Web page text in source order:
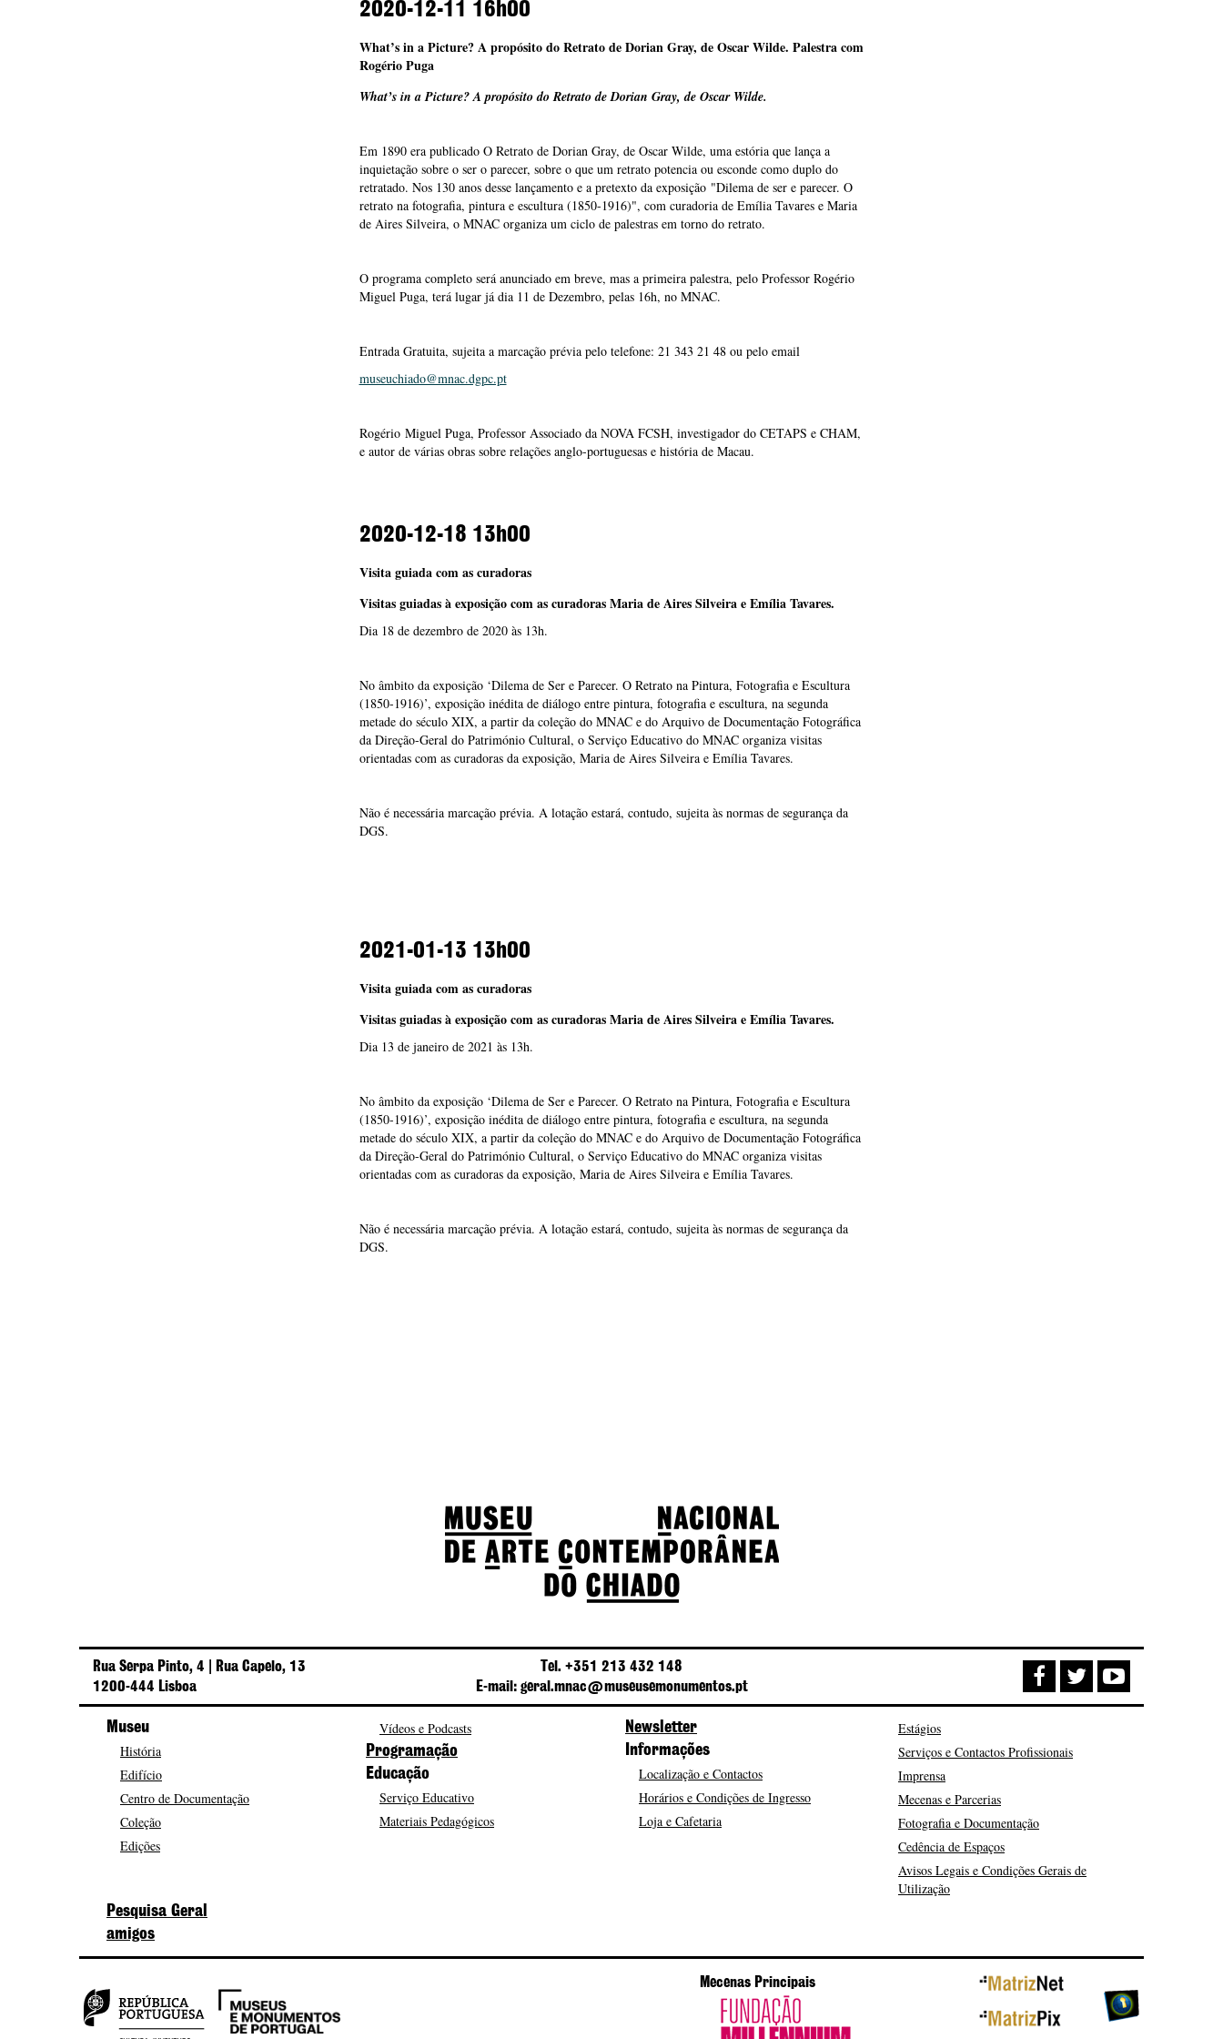
2020-12-11 16h00
What’s in a Picture? A propósito do Retrato de Dorian Gray, de Oscar Wilde. Palestra com
Rogério Puga
What’s in a Picture? A propósito do Retrato de Dorian Gray, de Oscar Wilde.
Em 1890 era publicado O Retrato de Dorian Gray, de Oscar Wilde, uma estória que lança a
inquietação sobre o ser o parecer, sobre o que um retrato potencia ou esconde como duplo do
retratado. Nos 130 anos desse lançamento e a pretexto da exposição "Dilema de ser e parecer. O
retrato na fotografia, pintura e escultura (1850-1916)", com curadoria de Emília Tavares e Maria
de Aires Silveira, o MNAC organiza um ciclo de palestras em torno do retrato.
O programa completo será anunciado em breve, mas a primeira palestra, pelo Professor Rogério
Miguel Puga, terá lugar já dia 11 de Dezembro, pelas 16h, no MNAC.
Entrada Gratuita, sujeita a marcação prévia pelo telefone: 21 343 21 48 ou pelo email
museuchiado@mnac.dgpc.pt
Rogério Miguel Puga, Professor Associado da NOVA FCSH, investigador do CETAPS e CHAM,
e autor de várias obras sobre relações anglo-portuguesas e história de Macau.
2020-12-18 13h00
Visita guiada com as curadoras
Visitas guiadas à exposição com as curadoras Maria de Aires Silveira e Emília Tavares.
Dia 18 de dezembro de 2020 às 13h.
No âmbito da exposição ‘Dilema de Ser e Parecer. O Retrato na Pintura, Fotografia e Escultura
(1850-1916)’, exposição inédita de diálogo entre pintura, fotografia e escultura, na segunda
metade do século XIX, a partir da coleção do MNAC e do Arquivo de Documentação Fotográfica
da Direção-Geral do Património Cultural, o Serviço Educativo do MNAC organiza visitas
orientadas com as curadoras da exposição, Maria de Aires Silveira e Emília Tavares.
Não é necessária marcação prévia. A lotação estará, contudo, sujeita às normas de segurança da
DGS.
2021-01-13 13h00
Visita guiada com as curadoras
Visitas guiadas à exposição com as curadoras Maria de Aires Silveira e Emília Tavares.
Dia 13 de janeiro de 2021 às 13h.
No âmbito da exposição ‘Dilema de Ser e Parecer. O Retrato na Pintura, Fotografia e Escultura
(1850-1916)’, exposição inédita de diálogo entre pintura, fotografia e escultura, na segunda
metade do século XIX, a partir da coleção do MNAC e do Arquivo de Documentação Fotográfica
da Direção-Geral do Património Cultural, o Serviço Educativo do MNAC organiza visitas
orientadas com as curadoras da exposição, Maria de Aires Silveira e Emília Tavares.
Não é necessária marcação prévia. A lotação estará, contudo, sujeita às normas de segurança da
DGS.
Rua Serpa Pinto, 4 | Rua Capelo, 13
1200-444 Lisboa
Tel. +351 213 432 148
E-mail: geral.mnac@museusemonumentos.pt
Museu
História
Edifício
Centro de Documentação
Coleção
Edições
Vídeos e Podcasts
Programação
Educação
Serviço Educativo
Materiais Pedagógicos
Newsletter
Informações
Localização e Contactos
Horários e Condições de Ingresso
Loja e Cafetaria
Estágios
Serviços e Contactos Profissionais
Imprensa
Mecenas e Parcerias
Fotografia e Documentação
Cedência de Espaços
Avisos Legais e Condições Gerais de
Utilização
Pesquisa Geral
amigos
Mecenas Principais